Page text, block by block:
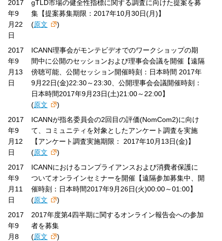
2017
年9
月22
日
gTLD市場の健全性指標に関する調査に向けた提案を募
集【提案募集期限：2017年10月30日(月)】
(原文 )
2017
年9
月13
日
ICANN理事会がモンテビデオでのワークショップの期
間中に公開のセッションおよび理事会会議を開催【遠隔
傍聴可能、公開セッション開催時刻：日本時間 2017年
9月22日(金)22:30～23:30、公開理事会会議開催時刻：
日本時間2017年9月23日(土)21:00～22:00】
(原文
)
2017
年9
月12
日
ICANNが指名委員会の2回目の評価(NomCom2)に向け
て、コミュニティを対象としたアンケート調査を実施
【アンケート調査実施期限： 2017年10月13日(金)】
(原文
)
2017
年9
月11
日
ICANNにおけるコンプライアンスおよび消費者保護に
ついてオンラインセミナーを開催【遠隔参加募集中、開
催時刻：日本時間2017年9月26日(火)00:00～01:00】
(原文
)
2017
年9
月8
2017年度第4四半期に関するオンライン報告会への参加
者を募集
(原文 )